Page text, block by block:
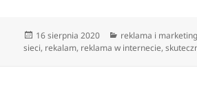
Data
publikacji
16 sierpnia 2020 Kategorie
reklama i marketing
sieci, rekalam, reklama w internecie,